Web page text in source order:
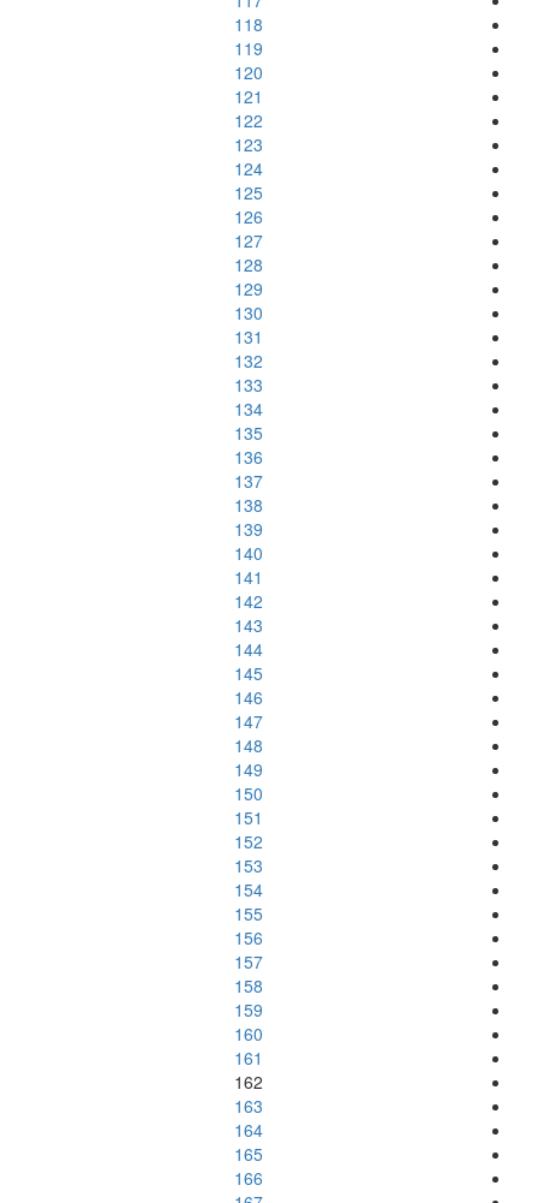
118
119
120
121
122
123
124
125
126
127
128
129
130
131
132
133
134
135
136
137
138
139
140
141
142
143
144
145
146
147
148
149
150
151
152
153
154
155
156
157
158
159
160
161
162
163
164
165
166